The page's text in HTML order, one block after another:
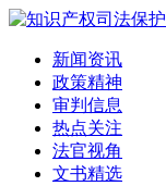
新闻资讯
政策精神
审判信息
热点关注
法官视角
文书精选